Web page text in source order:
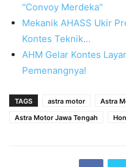
''Convoy Merdeka''
Mekanik AHASS Ukir
Kontes Teknik…
AHM Gelar Kontes
Pemenangnya!
TAGS astra motor
Astra
Astra Motor Jawa Tengah